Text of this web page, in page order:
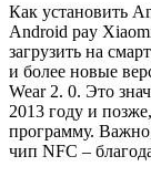
Как установить
Android pay
загрузить на
и более новые
Wear 2. 0. Это
2013 году и
программу.
чип NFC –